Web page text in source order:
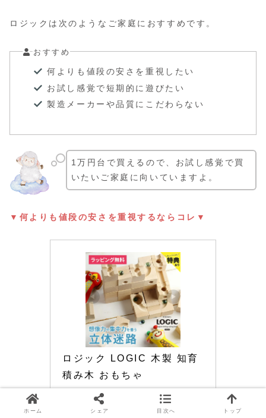
ロジックは次のようなご家庭におすすめです。
おすすめ
何よりも値段の安さを重視したい
お試し感覚で短期的に遊びたい
製造メーカーや品質にこだわらない
1万円台で買えるので、お試し感覚で買
いたいご家庭に向いていますよ。
▼何よりも値段の安さを重視するならコレ▼
ロジック LOGIC 木製 知育
積み木 おもちゃ
楽天市場で見る
ホーム シェア 目次へ トップ